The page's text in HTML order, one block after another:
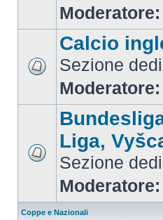
Moderatore:
Calcio
Sezione
Moderatore:
Liga,
Sezione
Moderatore:
Coppe e Nazionali